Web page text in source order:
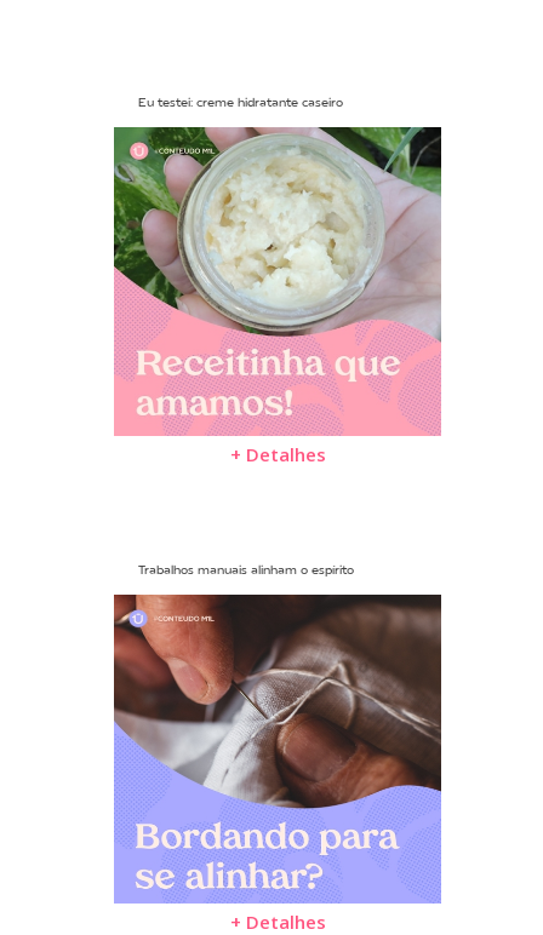
Eu testei: creme hidratante caseiro
+ Detalhes
Trabalhos manuais alinham o espírito
+ Detalhes